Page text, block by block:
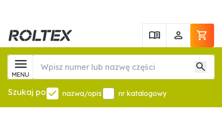
MENU
Szukaj po nazwa/opis nr katalogowy